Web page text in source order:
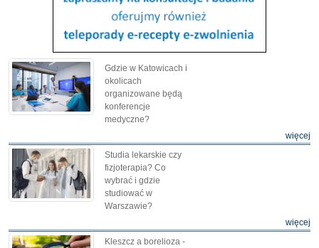
Gdzie w Katowicach i
okolicach
organizowane będą
konferencje
medyczne?
więcej
Studia lekarskie czy
fizjoterapia? Co
wybrać i gdzie
studiować w
Warszawie?
więcej
Kleszcz a borelioza -